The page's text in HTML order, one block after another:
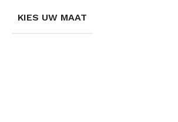
KIES UW MAAT